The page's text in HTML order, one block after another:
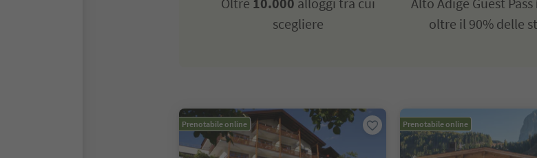
scegliere
oltre il 90% delle
Prenotabile online Prenotabile online